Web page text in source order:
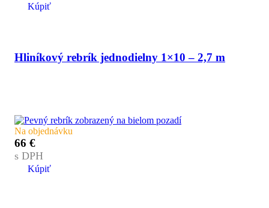
Kúpiť
Hliníkový rebrík jednodielny 1×10 – 2,7 m
Na objednávku
66 €
s DPH
Kúpiť